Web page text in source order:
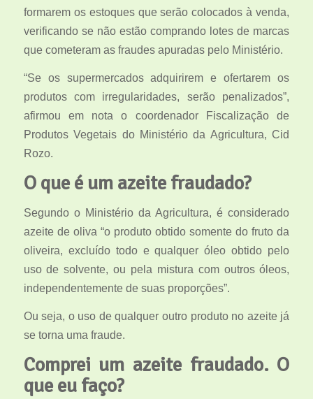
formarem os estoques que serão colocados à venda,
verificando se não estão comprando lotes de marcas
que cometeram as fraudes apuradas pelo Ministério.
“Se os supermercados adquirirem e ofertarem os
produtos com irregularidades, serão penalizados”,
afirmou em nota o coordenador Fiscalização de
Produtos Vegetais do Ministério da Agricultura, Cid
Rozo.
O que é um azeite fraudado?
Segundo o Ministério da Agricultura, é considerado
azeite de oliva “o produto obtido somente do fruto da
oliveira, excluído todo e qualquer óleo obtido pelo
uso de solvente, ou pela mistura com outros óleos,
independentemente de suas proporções”.
Ou seja, o uso de qualquer outro produto no azeite já
se torna uma fraude.
Comprei um azeite fraudado. O
que eu faço?